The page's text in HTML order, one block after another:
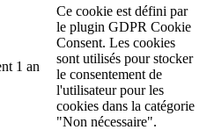
1 an
Ce cookie est défini par
le plugin GDPR Cookie
Consent. Les cookies
sont utilisés pour stocker
le consentement de
l'utilisateur pour les
cookies dans la catégorie
"Non nécessaire".